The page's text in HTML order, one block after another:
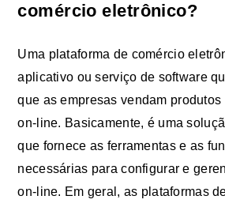
comércio eletrônico?
Uma plataforma de comércio
aplicativo ou serviço de software
que as empresas vendam produtos
on-line. Basicamente, é uma
que fornece as ferramentas e as
necessárias para configurar e
on-line. Em geral, as plataformas